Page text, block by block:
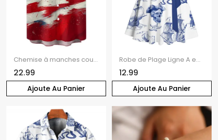
Ajoute Au Panier
Chemise à manches courtes boutonnée et retroussée pour homme, motif étoiles et rayures, motif drapeau américain, pour le jour de l'indépendance
22.99
Ajoute Au Panier
Robe de Plage Ligne A en Couleur Contrastée Motif de Crâne Etoile de Mer et de Mer Ceinturée
12.99